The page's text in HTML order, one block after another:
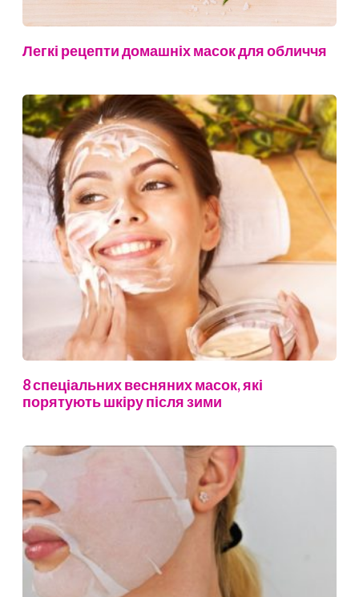
Легкі рецепти домашніх масок для обличчя
8 спеціальних весняних масок, які
порятують шкіру після зими